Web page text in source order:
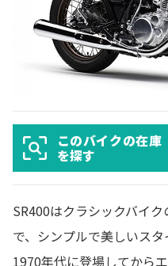
このバイクの在庫
を探す
SR400はクラシックバイ
で、シンプルで美しいスタ
1970年代に登場してから